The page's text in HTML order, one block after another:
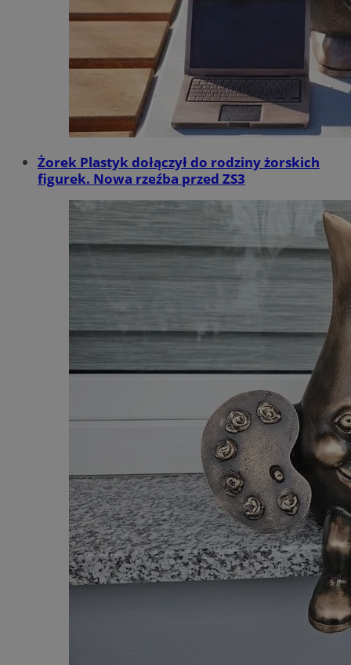
Żorek Plastyk dołączył do rodziny żorskich
figurek. Nowa rzeźba przed ZS3